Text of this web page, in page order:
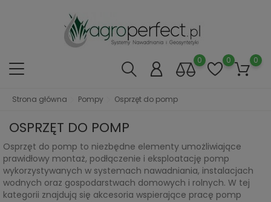
0 0 0
Strona główna Pompy Osprzęt do pomp
OSPRZĘT DO POMP
Osprzęt do pomp to niezbędne elementy umożliwiające
prawidłowy montaż, podłączenie i eksploatację pomp
wykorzystywanych w systemach nawadniania, instalacjach
wodnych oraz gospodarstwach domowych i rolnych. W tej
kategorii znajdują się akcesoria wspierające pracę pomp